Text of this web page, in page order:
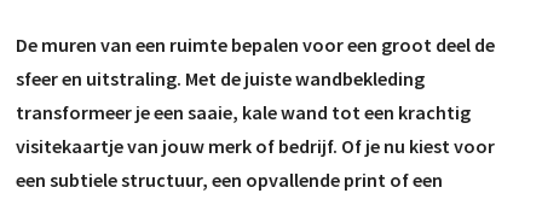
De muren van een ruimte bepalen voor een groot deel de
sfeer en uitstraling. Met de juiste wandbekleding
transformeer je een saaie, kale wand tot een krachtig
visitekaartje van jouw merk of bedrijf. Of je nu kiest voor
een subtiele structuur, een opvallende print of een